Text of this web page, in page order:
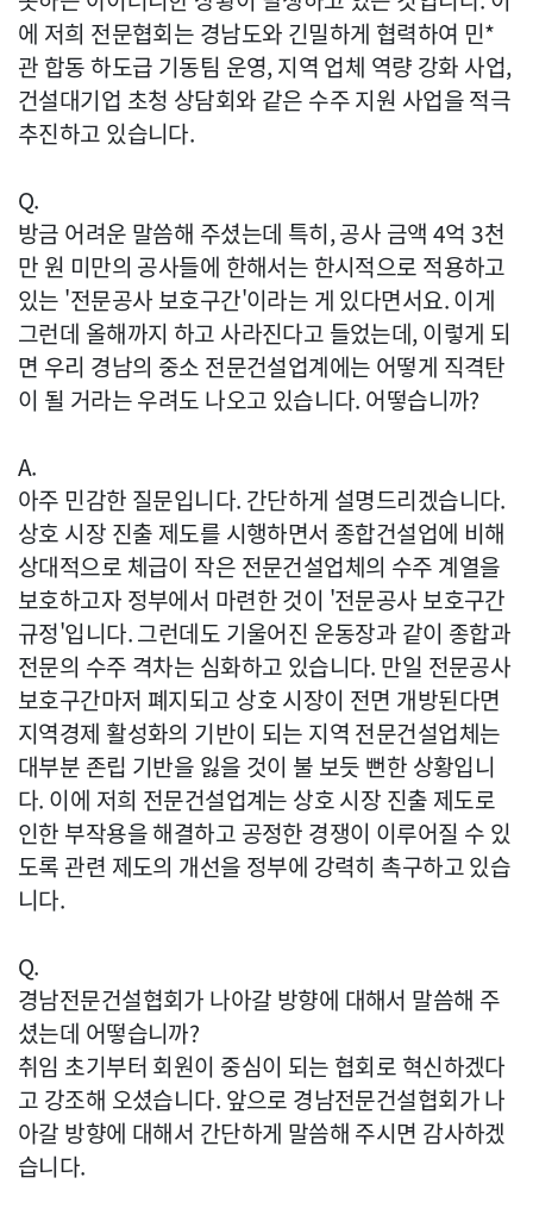
에 저희 전문협회는 경남도와 긴밀하게 협력하여 민*
관 합동 하도급 기동팀 운영, 지역 업체 역량 강화 사업,
건설대기업 초청 상담회와 같은 수주 지원 사업을 적극
추진하고 있습니다.
Q.
방금 어려운 말씀해 주셨는데 특히, 공사 금액 4억 3천
만 원 미만의 공사들에 한해서는 한시적으로 적용하고
있는 '전문공사 보호구간'이라는 게 있다면서요. 이게
그런데 올해까지 하고 사라진다고 들었는데, 이렇게 되
면 우리 경남의 중소 전문건설업계에는 어떻게 직격탄
이 될 거라는 우려도 나오고 있습니다. 어떻습니까?
A.
아주 민감한 질문입니다. 간단하게 설명드리겠습니다.
상호 시장 진출 제도를 시행하면서 종합건설업에 비해
상대적으로 체급이 작은 전문건설업체의 수주 계열을
보호하고자 정부에서 마련한 것이 '전문공사 보호구간
규정'입니다. 그런데도 기울어진 운동장과 같이 종합과
전문의 수주 격차는 심화하고 있습니다. 만일 전문공사
보호구간마저 폐지되고 상호 시장이 전면 개방된다면
지역경제 활성화의 기반이 되는 지역 전문건설업체는
대부분 존립 기반을 잃을 것이 불 보듯 뻔한 상황입니
다. 이에 저희 전문건설업계는 상호 시장 진출 제도로
인한 부작용을 해결하고 공정한 경쟁이 이루어질 수 있
도록 관련 제도의 개선을 정부에 강력히 촉구하고 있습
니다.
Q.
경남전문건설협회가 나아갈 방향에 대해서 말씀해 주
셨는데 어떻습니까?
취임 초기부터 회원이 중심이 되는 협회로 혁신하겠다
고 강조해 오셨습니다. 앞으로 경남전문건설협회가 나
아갈 방향에 대해서 간단하게 말씀해 주시면 감사하겠
습니다.